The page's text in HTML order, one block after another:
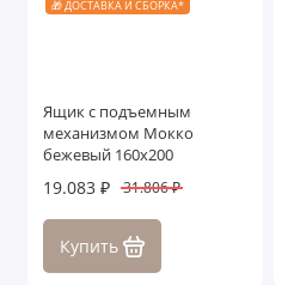
🎁 ДОСТАВКА И СБОРКА*
Ящик с подъемным
механизмом Мокко
бежевый 160х200
19.083 ₽ 31.806 ₽
Купить